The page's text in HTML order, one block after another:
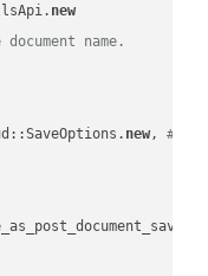
new
name.
new, #